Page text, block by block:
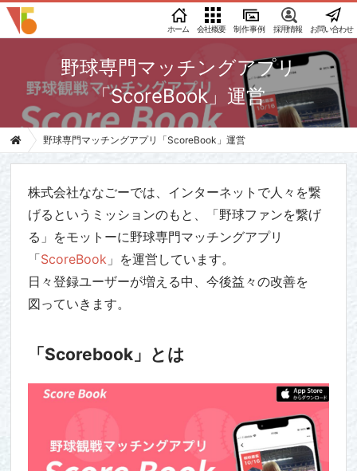
ホーム 会社概要 制作事例 採用情報 お問い合わせ
野球専門マッチングアプリ
「ScoreBook」運営
野球専門マッチングアプリ「ScoreBook」運営
株式会社ななごーでは、インターネットで人々を繋
げるというミッションのもと、「野球ファンを繋げ
る」をモットーに野球専門マッチングアプリ
「ScoreBook 」を運営しています。
日々登録ユーザーが増える中、今後益々の改善を
図っていきます。
「Scorebook」とは